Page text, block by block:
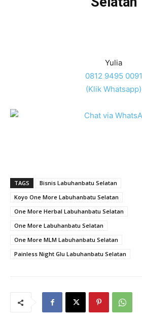
Yulia
0812 9495 0091
(Klik Whatsapp)
TAGS
Bisnis Labuhanbatu Selatan
Koyo One More Labuhanbatu Selatan
One More Herbal Labuhanbatu Selatan
One More Labuhanbatu Selatan
One More MLM Labuhanbatu Selatan
Painless Night Glu Labuhanbatu Selatan